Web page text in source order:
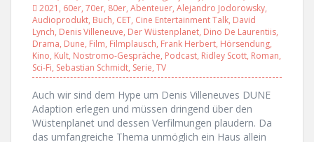
2021 , 60er, 70er, 80er, Abenteuer, Alejandro Jodorowsky,
Audioprodukt, Buch, CET, Cine Entertainment Talk, David
Lynch, Denis Villeneuve, Der Wüstenplanet, Dino De Laurentiis,
Drama, Dune, Film, Filmplausch, Frank Herbert, Hörsendung,
Kino, Kult, Nostromo-Gespräche, Podcast, Ridley Scott, Roman,
Sci-Fi, Sebastian Schmidt, Serie, TV
Auch wir sind dem Hype um Denis Villeneuves DUNE
Adaption erlegen und müssen dringend über den
Wüstenplanet und dessen Verfilmungen plaudern. Da
das umfangreiche Thema unmöglich ein Haus allein